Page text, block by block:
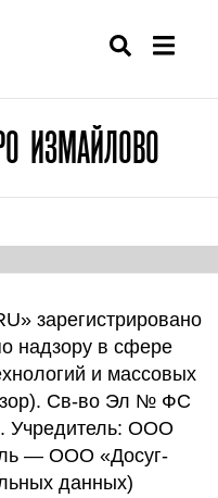
ИЗМАЙЛОВО
зарегистрировано
надзору в сфере
и массовых
Св-во Эл № ФС
Учредитель: ООО
— ООО «Досуг-
данных)